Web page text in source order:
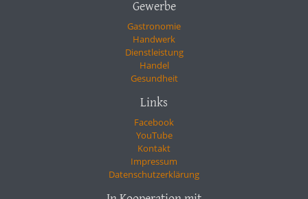
Gewerbe
Gastronomie
Handwerk
Dienstleistung
Handel
Gesundheit
Links
Facebook
YouTube
Kontakt
Impressum
Datenschutzerklärung